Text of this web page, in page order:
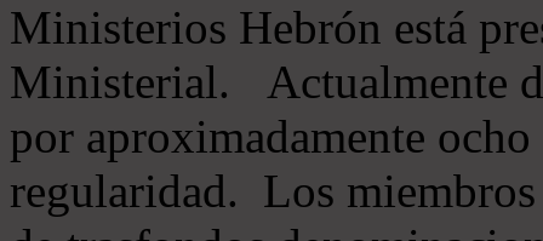
Ministerios Hebrón está
Ministerial. Actualmente
por aproximadamente
regularidad. Los